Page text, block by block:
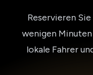
Reservieren
wenigen
lokale Fahrer